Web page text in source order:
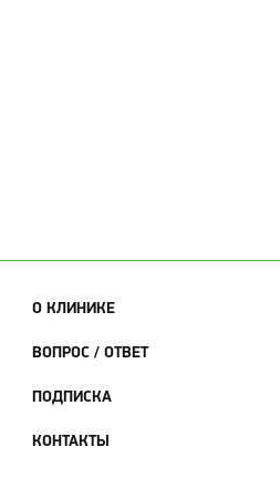
О КЛИНИКЕ
ВОПРОС / ОТВЕТ
ПОДПИСКА
КОНТАКТЫ